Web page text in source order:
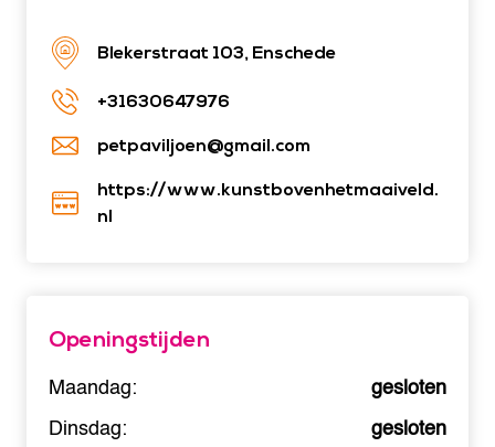
Blekerstraat 103, Enschede
+31630647976
petpaviljoen@gmail.com
https://www.kunstbovenhetmaaiveld.
nl
Openingstijden
Maandag:
gesloten
Dinsdag:
gesloten